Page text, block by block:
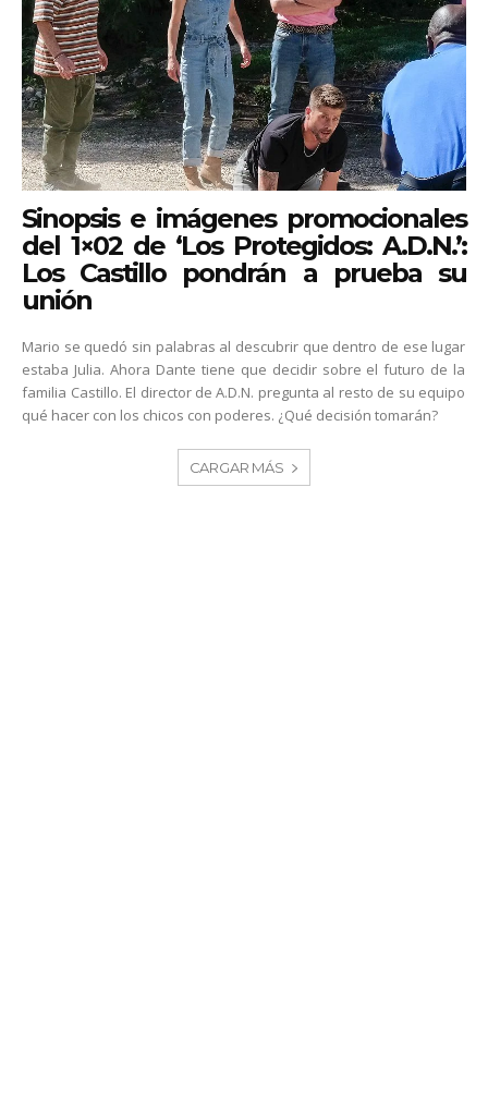
Sinopsis e imágenes promocionales
del 1×02 de ‘Los Protegidos: A.D.N.’:
Los Castillo pondrán a prueba su
unión
Mario se quedó sin palabras al descubrir que dentro de ese lugar
estaba Julia. Ahora Dante tiene que decidir sobre el futuro de la
familia Castillo. El director de A.D.N. pregunta al resto de su equipo
qué hacer con los chicos con poderes. ¿Qué decisión tomarán?
CARGAR MÁS